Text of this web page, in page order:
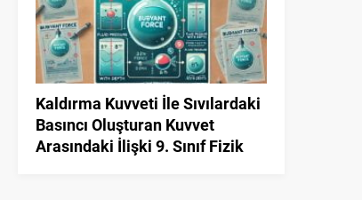
Kaldırma Kuvveti İle Sıvılardaki
Basıncı Oluşturan Kuvvet
Arasındaki İlişki 9. Sınıf Fizik